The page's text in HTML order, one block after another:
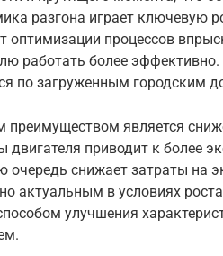
разгона играет ключевую
оптимизации процессов
работать более
по загруженным городским
является
двигателя приводит к более
очередь снижает затраты на
актуальным в условиях
улучшения